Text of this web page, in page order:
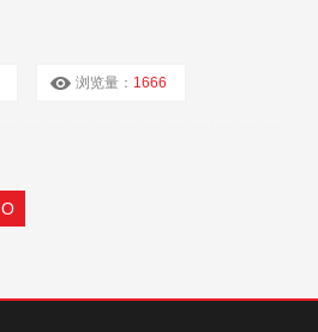
浏览量： 1666